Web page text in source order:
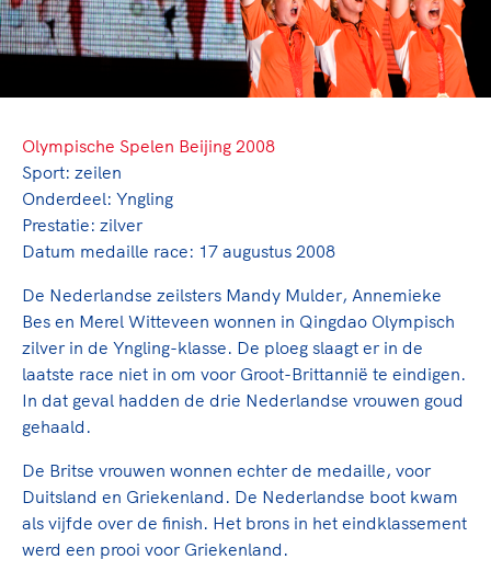
Sportonderzoek
Game Changer
TeamNL kids
Olympische geschiedenis
Nieuwspagina
Columns
Sport gaat niet vanzelf
Sport verenigt. Op sportclubs, pleintjes, tijdens
een rondje fietsen, door samen te skaten of naar
de sportschool te gaan. Door samen te juichen
Veilige en integere sport
Diversiteit en inclusie
Bekwaam sportkader
Vitale clubs en bestuurlijk kader
Sportmatch
Clubacties
Handboek Wet- en Regelgeving
Opleidingen en trainingen
High5 Stappenplan
Ruimte voor sport
Clubondersteuning
Beroepskrachten
TeamNL Academie Kalender
Kennisaanbod TeamNL Experts
Olympische Spelen LA28
Paralympische Spelen LA28
Europese Spelen Istanbul 2027
Topsportfinanciering
Maatschappelijke waarde topsport
Top teamsportcompetities
De TeamNL Academie
De TeamNL Academie biedt een leer- en
Olympische Spelen Beijing 2008
Sport: zeilen
Onderdeel: Yngling
Prestatie: zilver
Datum medaille race: 17 augustus 2008
De Nederlandse zeilsters Mandy Mulder, Annemieke
Bes en Merel Witteveen wonnen in Qingdao Olympisch
zilver in de Yngling-klasse. De ploeg slaagt er in de
laatste race niet in om voor Groot-Brittannië te eindigen.
In dat geval hadden de drie Nederlandse vrouwen goud
gehaald.
De Britse vrouwen wonnen echter de medaille, voor
Duitsland en Griekenland. De Nederlandse boot kwam
als vijfde over de finish. Het brons in het eindklassement
werd een prooi voor Griekenland.